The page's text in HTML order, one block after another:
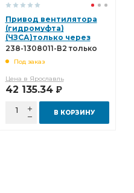
Привод вентилятора
(гидромуфта)
(ЧЗСА)только через
ЯМЗ 238-1308011-В2
238-1308011-В2 только
Под заказ
Цена в Ярославль
42 135.34 Р
В КОРЗИНУ